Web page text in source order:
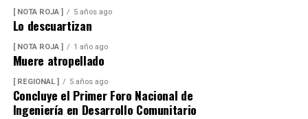
[ NOTA ROJA ] 5 años ago
Lo descuartizan
[ NOTA ROJA ] 1 año ago
Muere atropellado
[ REGIONAL ] 5 años ago
Concluye el Primer Foro Nacional de
Ingeniería en Desarrollo Comunitario